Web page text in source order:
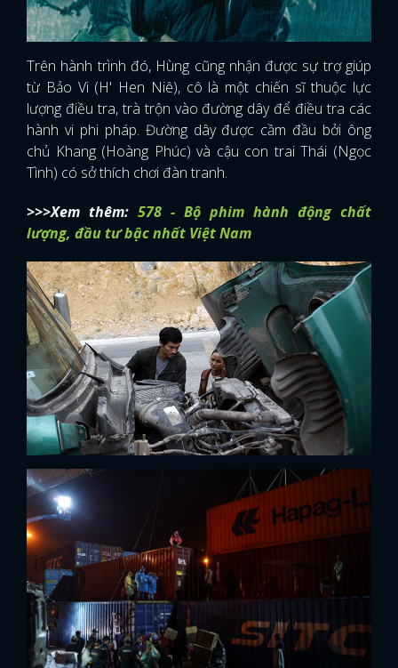
Trên hành trình đó, Hùng cũng nhận được sự trợ giúp
từ Bảo Vi (H' Hen Niê), cô là một chiến sĩ thuộc lực
lượng điều tra, trà trộn vào đường dây để điều tra các
hành vi phi pháp. Đường dây được cầm đầu bởi ông
chủ Khang (Hoàng Phúc) và cậu con trai Thái (Ngọc
Tình) có sở thích chơi đàn tranh.
>>>Xem thêm: 578 - Bộ phim hành động chất
lượng, đầu tư bậc nhất Việt Nam